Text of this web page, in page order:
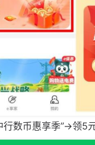
行数币惠享季”->领